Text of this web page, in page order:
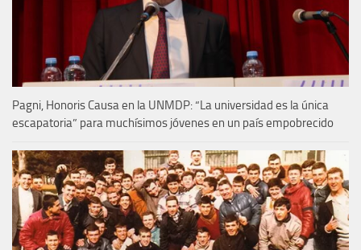
Pagni, Honoris Causa en la UNMDP: “La universidad es la única
escapatoria” para muchísimos jóvenes en un país empobrecido